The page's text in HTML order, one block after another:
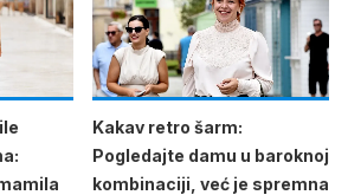
Kakav retro šarm:
Pogledajte damu u baroknoj
kombinaciji, već je spremna